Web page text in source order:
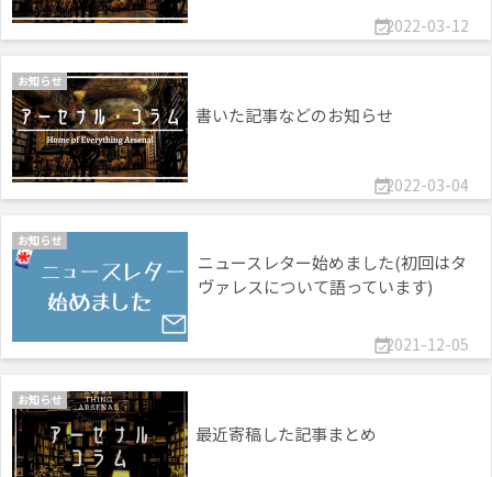
2022-03-12
2022-03-04
お知らせ
書いた記事などのお知らせ
2021-12-05
お知らせ
ニュースレター始めました(初回はタ
ヴァレスについて語っています)
お知らせ
最近寄稿した記事まとめ